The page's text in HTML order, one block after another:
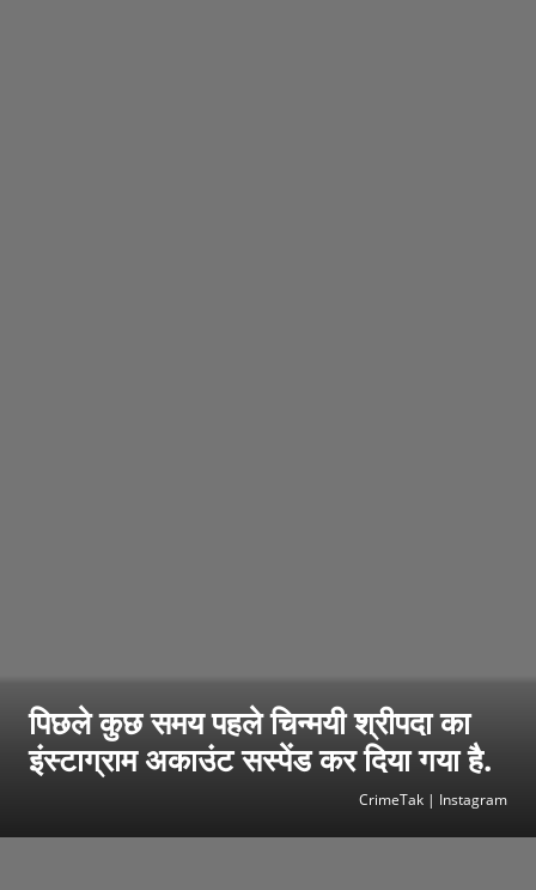
पिछले कुछ समय पहले चिन्मयी श्रीपदा का
इंस्टाग्राम अकाउंट सस्पेंड कर दिया गया है.
CrimeTak | Instagram